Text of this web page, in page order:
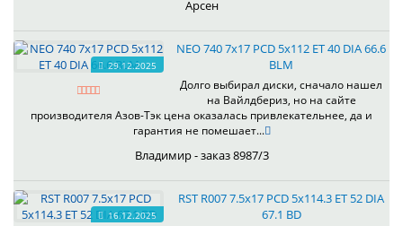
Арсен
29.12.2025
NEO 740 7x17 PCD 5x112 ET 40 DIA 66.6
BLM
Долго выбирал диски, сначало нашел
на Вайлдбериз, но на сайте
производителя Азов-Тэк цена оказалась привлекательнее, да и
гарантия не помешает...
Владимир - заказ 8987/3
16.12.2025
RST R007 7.5x17 PCD 5x114.3 ET 52 DIA
67.1 BD